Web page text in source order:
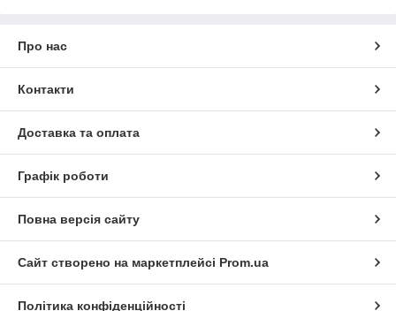
Про нас
Контакти
Доставка та оплата
Графік роботи
Повна версія сайту
Сайт створено на маркетплейсі Prom.ua
Політика конфіденційності